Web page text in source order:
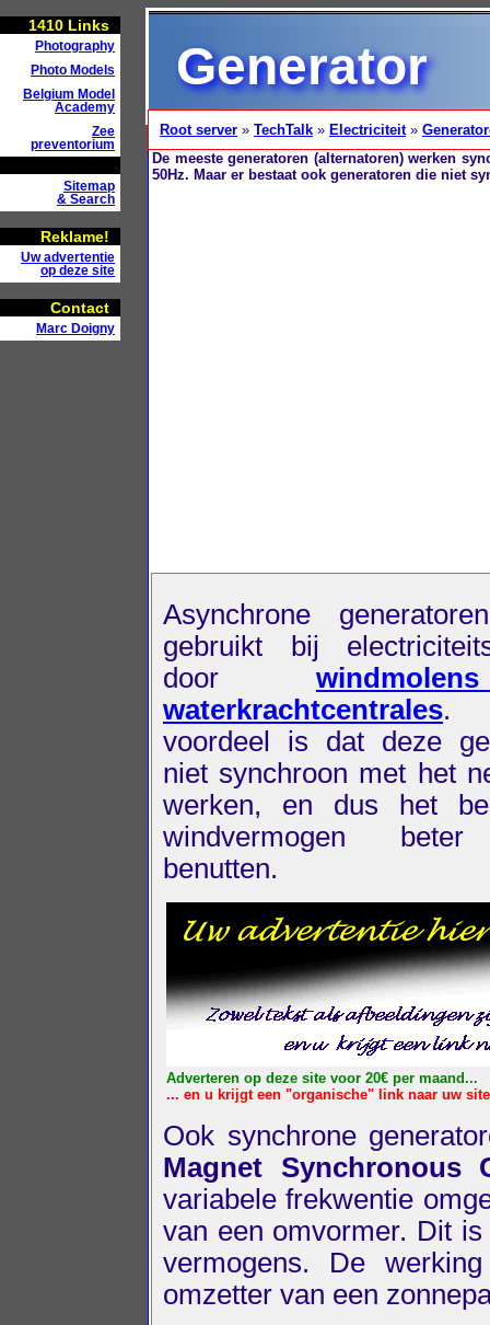
1410 Links
Photography
Photo Models
Belgium Model
Academy
Zee
preventorium
Sitemap
& Search
Reklame!
Uw advertentie
op deze site
Contact
Marc Doigny
Generator
Root server » TechTalk » Electriciteit»
De meeste generatoren (alternatoren) werken
50Hz. Maar er bestaat ook generatoren die niet
Asynchrone
gebruikt bij
door
waterkrachtcentrales.
voordeel is dat deze
niet synchroon met het
werken, en dus het
windvermogen
benutten.
Adverteren op deze site voor 20€ per maand...
... en u krijgt een "organische" link naar uw site
Ook synchrone
Magnet Synchronous
variabele frekwentie
van een omvormer. Dit
vermogens. De
omzetter van een